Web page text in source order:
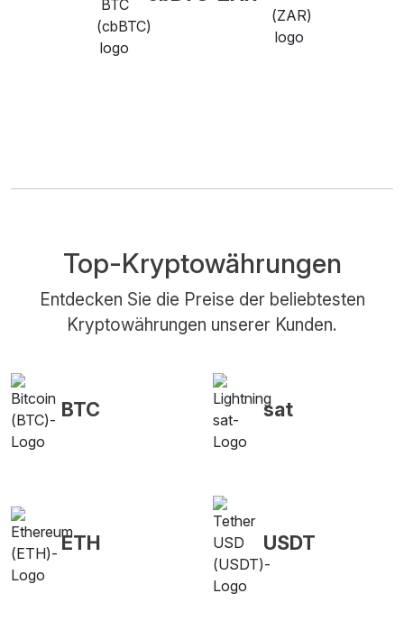
Top-Kryptowährungen
Entdecken Sie die Preise der beliebtesten
Kryptowährungen unserer Kunden.
BTC sat
ETH USDT